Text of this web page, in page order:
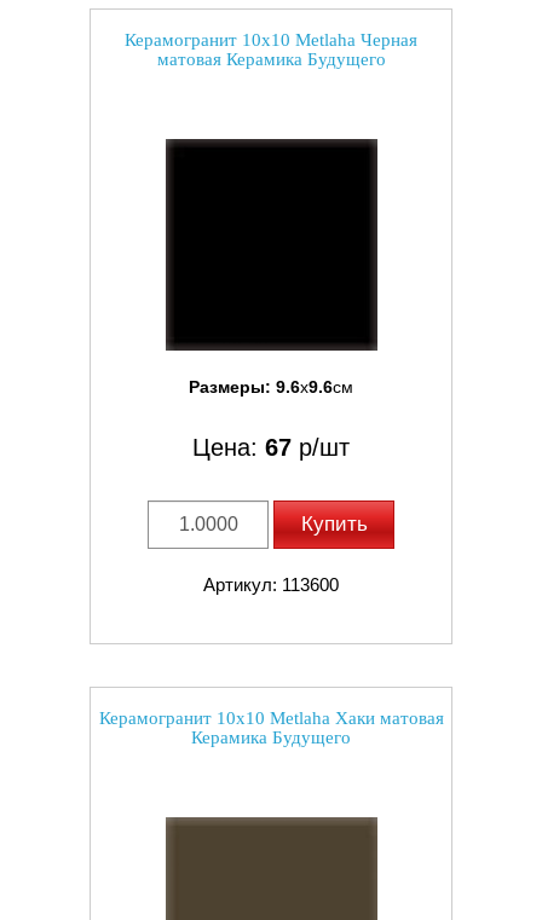
Керамогранит 10x10 Metlaha Черная
матовая Керамика Будущего
Размеры: 9.6x9.6см
Цена: 67 р/шт
Купить
Артикул: 113600
Керамогранит 10x10 Metlaha Хаки матовая
Керамика Будущего